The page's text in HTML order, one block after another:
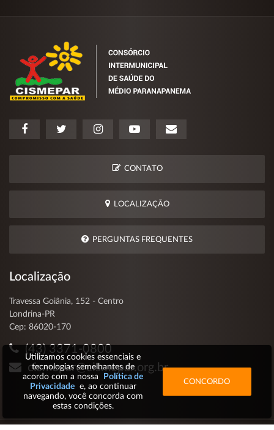
CONTATO
LOCALIZAÇÃO
PERGUNTAS FREQUENTES
Localização
Travessa Goiânia, 152 - Centro
Londrina-PR
Cep: 86020-170
(43) 3371-0800
cismepar@cismepar.org.br
Utilizamos cookies essenciais e
tecnologias semelhantes de
acordo com a nossa
Política de
Privacidadee, ao continuar
navegando, você concorda com
estas condições.
CONCORDO